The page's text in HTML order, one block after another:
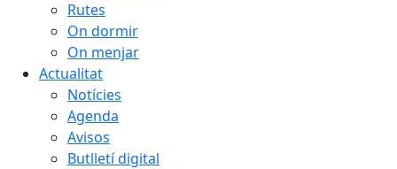
Rutes
On dormir
On menjar
Actualitat
Notícies
Agenda
Avisos
Butlletí digital